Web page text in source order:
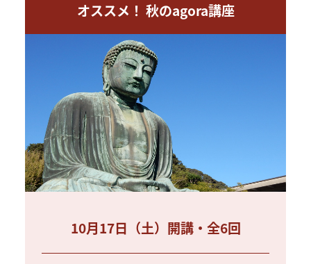
オススメ！ 秋のagora講座
10月17日（土）開講・全6回